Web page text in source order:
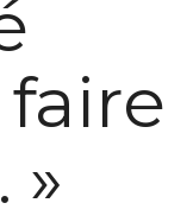
faire
»